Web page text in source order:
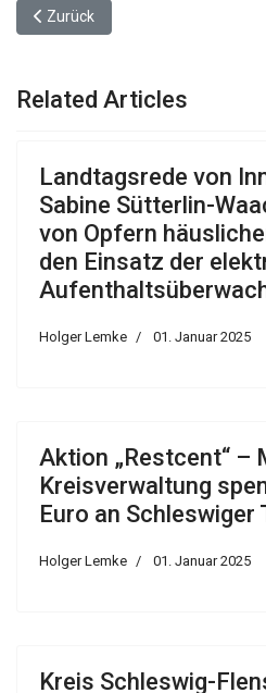
Vorheriger Beitrag: Carlisle-Park:
Zurück
Related Articles
Landtagsrede von
Sabine Sütterlin-
von Opfern
den Einsatz der
Holger Lemke 01. Januar 2025
Aktion „Restcent“ –
Kreisverwaltung
Euro an Schleswiger
Holger Lemke 01. Januar 2025
Kreis Schleswig-